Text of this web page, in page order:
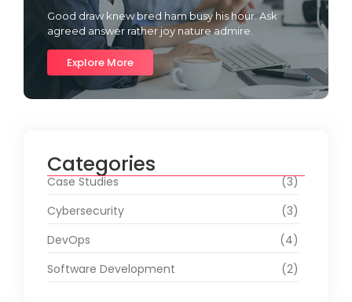
Good draw knew bred ham busy his hour. Ask
agreed answer rather joy nature admire.
Explore More
Categories
Case Studies
(3)
Cybersecurity
(3)
DevOps
(4)
Software Development
(2)